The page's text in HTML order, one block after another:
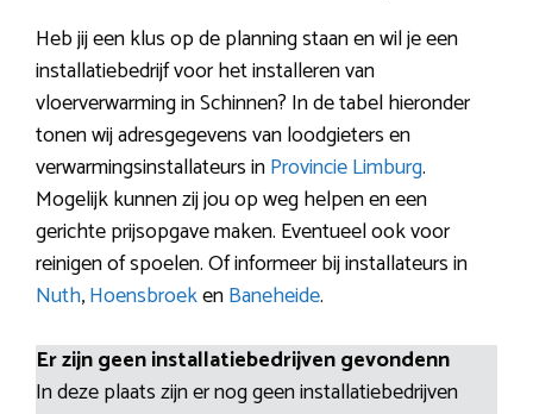
Heb jij een klus op de planning staan en wil je een
installatiebedrijf voor het installeren van
vloerverwarming in Schinnen? In de tabel hieronder
tonen wij adresgegevens van loodgieters en
verwarmingsinstallateurs inProvincie Limburg.
Mogelijk kunnen zij jou op weg helpen en een
gerichte prijsopgave maken. Eventueel ook voor
reinigen of spoelen. Of informeer bij installateurs in
Nuth,HoensbroekenBaneheide.
Er zijn geen installatiebedrijven gevondenn
In deze plaats zijn er nog geen installatiebedrijven